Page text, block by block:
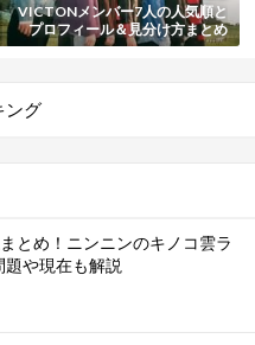
VICTONメンバー7人の人気順と
プロフィール＆見分け方まとめ
【2025最新版】
ング
とめ！ニンニンのキノコ雲ラ
や現在も解説